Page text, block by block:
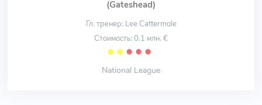
(Gateshead)
Гл. тренер: Lee Cattermole
Стоимость: 0.1 млн. €
⬤ ⬤ ⬤ ⬤ ⬤
National League